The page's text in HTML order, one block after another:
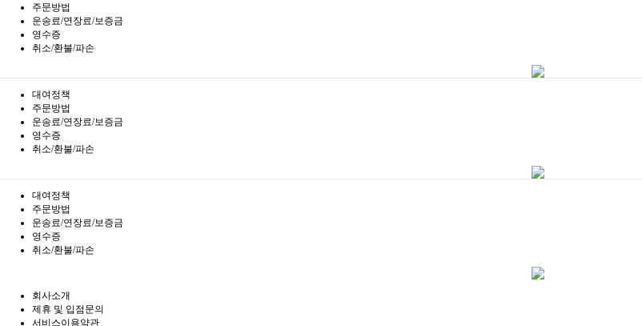
주문방법
운송료/연장료/보증금
영수증
취소/환불/파손
대여정책
주문방법
운송료/연장료/보증금
영수증
취소/환불/파손
대여정책
주문방법
운송료/연장료/보증금
영수증
취소/환불/파손
회사소개
제휴 및 입점문의
서비스이용약관